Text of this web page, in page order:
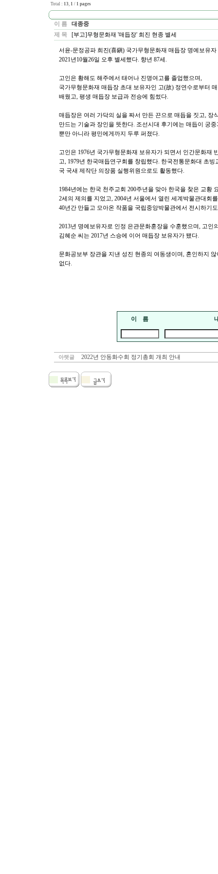
Total : 13, 1 / 1 pages
이 름 대종중
제 목 [부고]무형문화재 '매듭장' 희진 현종 별세
서윤-문정공파 희진(喜鎭) 국가무형문화재 매듭장 명예보유자
2021년10월26일 오후 별세했다. 향년 87세.
고인은 황해도 해주에서 태어나 진명여고를 졸업했으며,
국가무형문화재 매듭장 초대 보유자인 고(故) 정연수로부터
배웠고, 평생 매듭장 보급과 전승에 힘썼다.
매듭장은 여러 가닥의 실을 짜서 만든 끈으로 매듭을 짓고, 장
만드는 기술과 장인을 뜻한다. 조선시대 후기에는 매듭이 궁
뿐만 아니라 평민에게까지 두루 퍼졌다.
고인은 1976년 국가무형문화재 보유자가 되면서 인간문화재
고, 1979년 한국매듭연구회를 창립했다. 한국전통문화대 초빙
국 국새 제작단 의장품 실행위원으로도 활동했다.
1984년에는 한국 천주교회 200주년을 맞아 한국을 찾은 교황
2세의 제의를 지었고, 2004년 서울에서 열린 세계박물관대회
40년간 만들고 모아온 작품을 국립중앙박물관에서 전시하기
2013년 명예보유자로 인정 은관문화훈장을 수훈했으며, 고인
김혜순 씨는 2017년 스승에 이어 매듭장 보유자가 됐다.
문화공보부 장관을 지낸 성진 현종의 여동생이며, 혼인하지
없다.
이 름
아랫글 2022년 안동화수회 정기총회 개최 안내